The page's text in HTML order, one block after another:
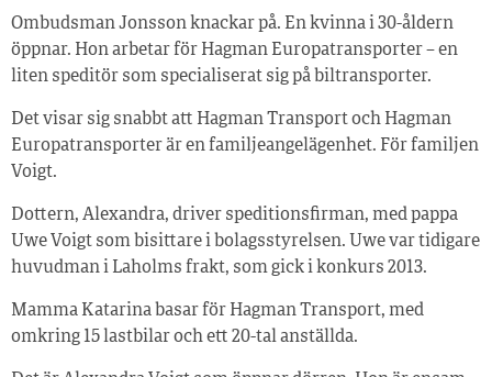
Ombudsman Jonsson knackar på. En kvinna i 30-åldern
öppnar. Hon arbetar för Hagman Europatransporter – en
liten speditör som specialiserat sig på biltransporter.
Det visar sig snabbt att Hagman Transport och Hagman
Europatransporter är en familjeangelägenhet. För familjen
Voigt.
Dottern, Alexandra, driver speditionsfirman, med pappa
Uwe Voigt som bisittare i bolagsstyrelsen. Uwe var tidigare
huvudman i Laholms frakt, som gick i konkurs 2013.
Mamma Katarina basar för Hagman Transport, med
omkring 15 lastbilar och ett 20-tal anställda.